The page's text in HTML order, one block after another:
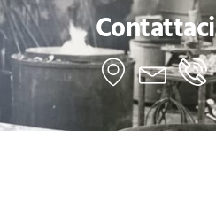
Contattaci